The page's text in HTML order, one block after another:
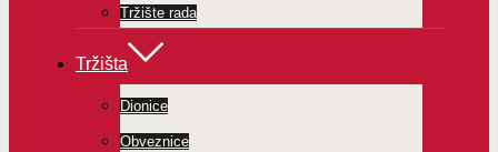
Tržište rada
Tržišta
Dionice
Obveznice